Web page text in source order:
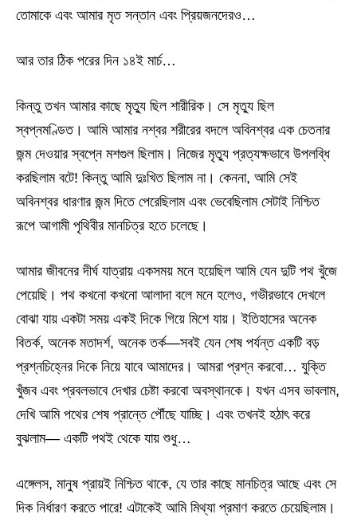
তোমাকে এবং আমার মৃত সন্তান এবং প্রিয়জনদেরও…
আর তার ঠিক পরের দিন ১৪ই মার্চ…
কিন্তু তখন আমার কাছে মৃত্যু ছিল শারীরিক। সে মৃত্যু ছিল
স্বপ্নমণ্ডিত। আমি আমার নশ্বর শরীরের বদলে অবিনশ্বর এক চেতনার
জন্ম দেওয়ার স্বপ্নে মশগুল ছিলাম। নিজের মৃত্যু প্রত্যক্ষভাবে উপলব্ধি
করছিলাম বটে! কিন্তু আমি দুঃখিত ছিলাম না। কেননা, আমি সেই
অবিনশ্বর ধারণার জন্ম দিতে পেরেছিলাম এবং ভেবেছিলাম সেটাই নিশ্চিত
রূপে আগামী পৃথিবীর মানচিত্র হতে চলেছে।
আমার জীবনের দীর্ঘ যাত্রায় একসময় মনে হয়েছিল আমি যেন দুটি পথ খুঁজে
পেয়েছি। পথ কখনো কখনো আলাদা বলে মনে হলেও, গভীরভাবে দেখলে
বোঝা যায় একটা সময় একই দিকে গিয়ে মিশে যায়। ইতিহাসের অনেক
বিতর্ক, অনেক মতাদর্শ, অনেক তর্ক—সবই যেন শেষ পর্যন্ত একটি বড়
প্রশ্নচিহ্নের দিকে নিয়ে যাবে আমাদের। আমরা প্রশ্ন করবো… যুক্তি
খুঁজব এবং প্রবলভাবে দেখার চেষ্টা করবো অবস্থানকে। যখন এসব ভাবলাম,
দেখি আমি পথের শেষ প্রান্তে পৌঁছে যাচ্ছি। এবং তখনই হঠাৎ করে
বুঝলাম— একটি পথই থেকে যায় শুধু…
এঙ্গেলস, মানুষ প্রায়ই নিশ্চিত থাকে, যে তার কাছে মানচিত্র আছে এবং সে
দিক নির্ধারণ করতে পারে! এটাকেই আমি মিথ্যা প্রমাণ করতে চেয়েছিলাম।